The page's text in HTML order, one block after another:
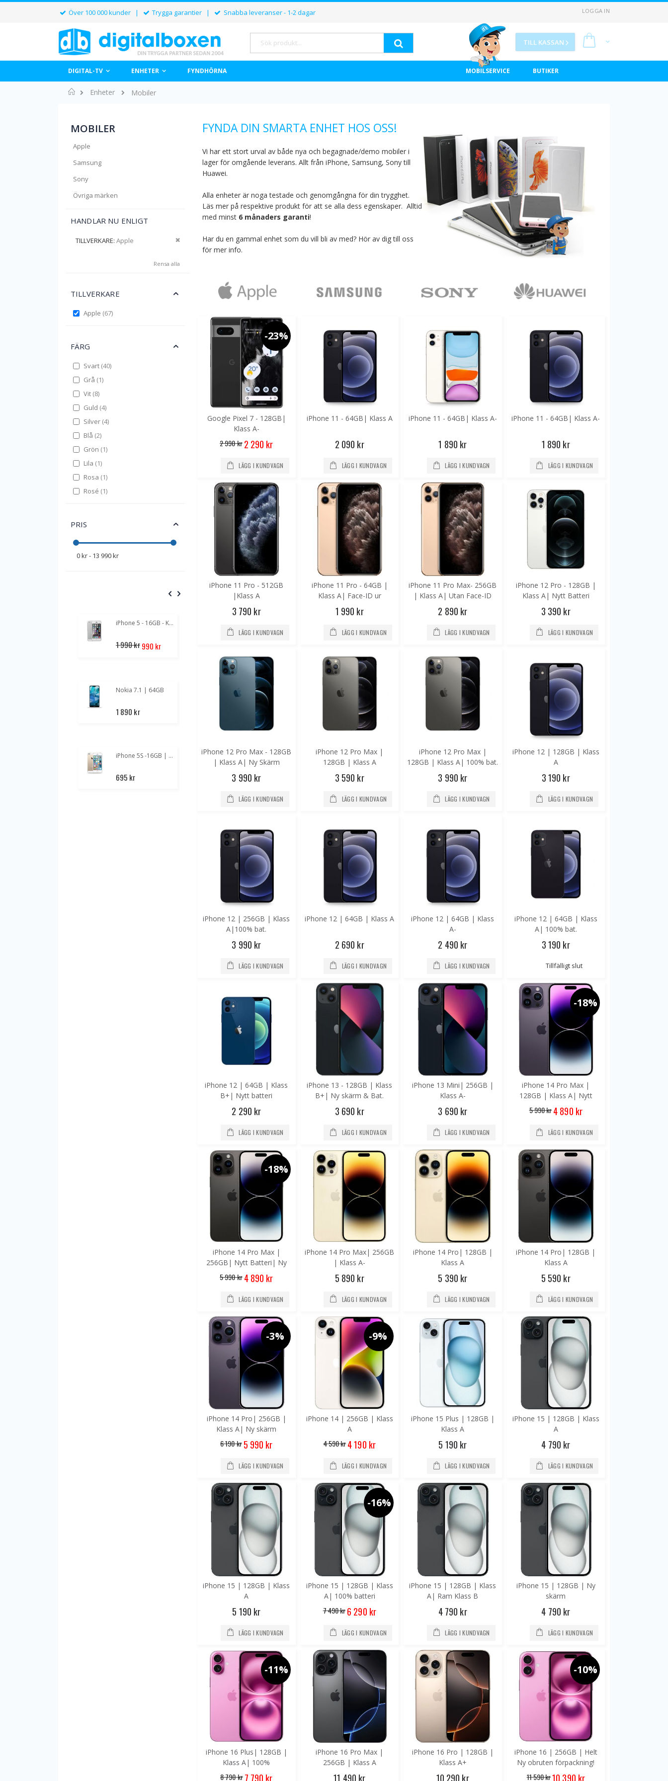
Över 100 000 kunder | Trygga garantier | Snabba leveranser - 1-2 dagarHoppa
innehållet
LOGGA IN
Min kundvagn
TILL KASSAN
DIGITAL-TV ENHETER FYNDHÖRNA MOBILSERVICE BUTIKER
Hem
Enheter Mobiler
FYNDA DIN SMARTA ENHET HOS OSS!
Vi har ett stort urval av både nya och begagnade/demo mobiler i
lager för omgående leverans. Allt från iPhone, Samsung, Sony till
Huawei.
Alla enheter är noga testade och genomgångna för din trygghet.
Läs mer på respektive produkt för att se alla dess egenskaper. Alltid
med minst 6 månaders garanti!
Har du en gammal enhet som du vill bli av med? Hör av dig till oss
för mer info.
-23%
Google Pixel 7 - 128GB|
Klass A-
2 990 kr Special
Price
2 290 kr
LÄGG I KUNDVAGN
iPhone 11 - 64GB| Klass A
2 090 kr
LÄGG I KUNDVAGN
iPhone 11 - 64GB| Klass A-
1 890 kr
LÄGG I KUNDVAGN
iPhone 11 - 64GB| Klass A-
1 890 kr
LÄGG I KUNDVAGN
iPhone 11 Pro - 512GB
|Klass A
3 790 kr
LÄGG I KUNDVAGN
iPhone 11 Pro - 64GB |
Klass A| Face-ID ur
funktion| Nytt batteri
1 990 kr
LÄGG I KUNDVAGN
iPhone 11 Pro Max- 256GB
| Klass A| Utan Face-ID
2 890 kr
LÄGG I KUNDVAGN
iPhone 12 Pro - 128GB |
Klass A| Nytt Batteri
3 390 kr
LÄGG I KUNDVAGN
iPhone 12 Pro Max - 128GB
| Klass A| Ny Skärm
3 990 kr
LÄGG I KUNDVAGN
iPhone 12 Pro Max |
128GB | Klass A
3 590 kr
LÄGG I KUNDVAGN
iPhone 12 Pro Max |
128GB | Klass A| 100% bat.
3 990 kr
LÄGG I KUNDVAGN
iPhone 12 | 128GB | Klass
A
3 190 kr
LÄGG I KUNDVAGN
iPhone 12 | 256GB | Klass
A|100% bat.
3 990 kr
LÄGG I KUNDVAGN
iPhone 12 | 64GB | Klass A
2 690 kr
LÄGG I KUNDVAGN
iPhone 12 | 64GB | Klass
A-
2 490 kr
LÄGG I KUNDVAGN
iPhone 12 | 64GB | Klass
A| 100% bat.
3 190 kr
Tillfälligt slut
iPhone 12 | 64GB | Klass
B+| Nytt batteri
2 290 kr
LÄGG I KUNDVAGN
iPhone 13 - 128GB | Klass
B+| Ny skärm & Bat.
3 690 kr
LÄGG I KUNDVAGN
iPhone 13 Mini| 256GB |
Klass A-
3 690 kr
LÄGG I KUNDVAGN
-18%
iPhone 14 Pro Max |
128GB | Klass A| Nytt
Batteri| Utan Face-ID
5 990 kr Special
Price
4 890 kr
LÄGG I KUNDVAGN
-18%
iPhone 14 Pro Max |
256GB| Nytt Batteri| Ny
skärm
5 990 kr Special
Price
4 890 kr
LÄGG I KUNDVAGN
iPhone 14 Pro Max| 256GB
| Klass A-
5 890 kr
LÄGG I KUNDVAGN
iPhone 14 Pro| 128GB |
Klass A
5 390 kr
LÄGG I KUNDVAGN
iPhone 14 Pro| 128GB |
Klass A
5 590 kr
LÄGG I KUNDVAGN
-3%
iPhone 14 Pro| 256GB |
Klass A| Ny skärm
6 190 kr Special
Price
5 990 kr
LÄGG I KUNDVAGN
-9%
iPhone 14 | 256GB | Klass
A
4 590 kr Special
Price
4 190 kr
LÄGG I KUNDVAGN
iPhone 15 Plus | 128GB |
Klass A
5 190 kr
LÄGG I KUNDVAGN
iPhone 15 | 128GB | Klass
A
4 790 kr
LÄGG I KUNDVAGN
iPhone 15 | 128GB | Klass
A
5 190 kr
LÄGG I KUNDVAGN
-16%
iPhone 15 | 128GB | Klass
A| 100% batteri
7 490 kr Special
Price
6 290 kr
LÄGG I KUNDVAGN
iPhone 15 | 128GB | Klass
A| Ram Klass B
4 790 kr
LÄGG I KUNDVAGN
iPhone 15 | 128GB | Ny
skärm
4 790 kr
LÄGG I KUNDVAGN
-11%
iPhone 16 Plus| 128GB |
Klass A| 100%
batterikapacitet
8 790 kr Special
7 790 kr
iPhone 16 Pro Max |
256GB | Klass A
11 490 kr
iPhone 16 Pro | 128GB |
Klass A+
10 290 kr
-10%
iPhone 16 | 256GB | Helt
Ny obruten förpackning!
11 590 krSpecial
10 390 kr
MOBILER
Apple
Samsung
Sony
Övriga märken
HANDLAR NU ENLIGT
TILLVERKARE Apple Ta bort denna produkt
Rensa alla
TILLVERKARE
Apple 67items
FÄRG
Svart 40items
Grå 1item
Vit 8items
Guld 4items
Silver 4items
Blå 2items
Grön 1item
Lila 1item
Rosa 1item
Rosé 1item
PRIS
0 kr - 13 990 kr
iPhone 5 - 16GB - Klass A+
1 990 kr Special
Price
990 kr
Nokia 7.1 | 64GB
1 890 kr
iPhone 5S -16GB | Guld
695 kr
Doro 540X
1 590 kr Special
Price
695 kr
iPhone 6 - 64GB
iPhone 6S - 32GB
1 390 kr
iPhone 5S - 16GB
695 kr
2 290 kr
iPhone 6S| 128GB| Ny skärm| Klass A
995 kr